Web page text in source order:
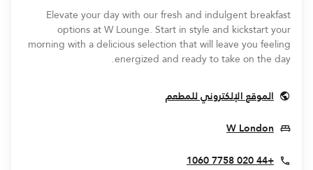
Elevate your day with our fresh and indulgent breakfast
options at W Lounge. Start in style and kickstart your
morning with a delicious selection that will leave you feeling
energized and ready to take on the day.
الموقع الإلكتروني للمطعمOpens In New Window
W London
Opens In New Window
+44 020 7758 1060